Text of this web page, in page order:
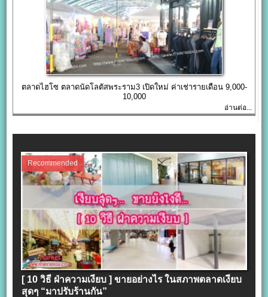
ตลาดไฮโซ ตลาดนัดโลตัสพระราม3 เปิดใหม่ ค่าเช่ารายเดือน 9,000-
10,000
อ่านต่อ...
Recommended
[ 10 วิธี ฝ่าความเงียบ ] ขายอย่างไร ในสภาพตลาดเงียบ
สุดๆ “มาปรับร้านกัน”